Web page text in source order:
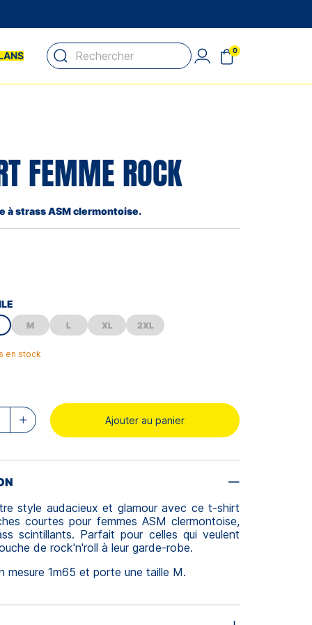
0
FEMME ROCK
à strass ASM clermontoise.
M L XL 2XL
en stock
Ajouter au panier
style audacieux et glamour avec ce t-shirt
courtes pour femmes ASM clermontoise,
scintillants. Parfait pour celles qui veulent
de rock'n'roll à leur garde-robe.
mesure 1m65 et porte une taille M.